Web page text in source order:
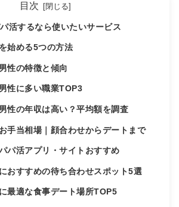
目次
活するなら使いたいサービス
始める5つの方法
性の特徴と傾向
性に多い職業TOP3
性の年収は高い？平均額を調査
手当相場｜顔合わせからデートまで
パ活アプリ・サイトおすすめ
おすすめの待ち合わせスポット5選
最適な食事デート場所TOP5